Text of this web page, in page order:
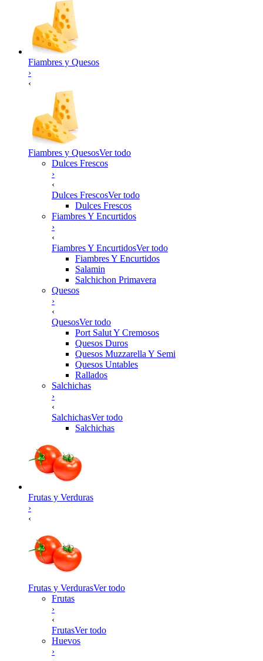
Fiambres y Quesos
›
‹
Fiambres y QuesosVer todo
Dulces Frescos
›
‹
Dulces FrescosVer todo
Dulces Frescos
Fiambres Y Encurtidos
›
‹
Fiambres Y EncurtidosVer todo
Fiambres Y Encurtidos
Salamin
Salchichon Primavera
Quesos
›
‹
QuesosVer todo
Port Salut Y Cremosos
Quesos Duros
Quesos Muzzarella Y Semi
Quesos Untables
Rallados
Salchichas
›
‹
SalchichasVer todo
Salchichas
Frutas y Verduras
›
‹
Frutas y VerdurasVer todo
Frutas
›
‹
FrutasVer todo
Huevos
›